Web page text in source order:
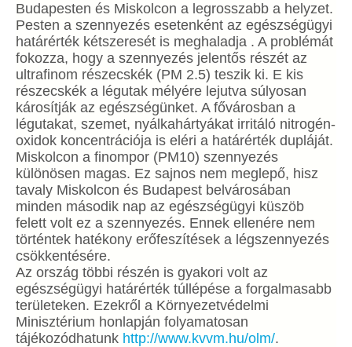
Budapesten és Miskolcon a legrosszabb a helyzet.
Pesten a szennyezés esetenként az egészségügyi
határérték kétszeresét is meghaladja . A problémát
fokozza, hogy a szennyezés jelentős részét az
ultrafinom részecskék (PM 2.5) teszik ki. E kis
részecskék a légutak mélyére lejutva súlyosan
károsítják az egészségünket. A fővárosban a
légutakat, szemet, nyálkahártyákat irritáló nitrogén-
oxidok koncentrációja is eléri a határérték dupláját.
Miskolcon a finompor (PM10) szennyezés
különösen magas. Ez sajnos nem meglepő, hisz
tavaly Miskolcon és Budapest belvárosában
minden második nap az egészségügyi küszöb
felett volt ez a szennyezés. Ennek ellenére nem
történtek hatékony erőfeszítések a légszennyezés
csökkentésére.
Az ország többi részén is gyakori volt az
egészségügyi határérték túllépése a forgalmasabb
területeken. Ezekről a Környezetvédelmi
Minisztérium honlapján folyamatosan
tájékozódhatunk http://www.kvvm.hu/olm/.